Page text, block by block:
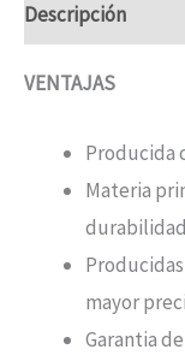
Descripción
VENTAJAS
Producida
Materia
mayor
Garantia